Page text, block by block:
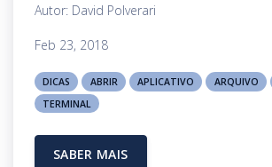
Autor: David Polverari
Feb 23, 2018
DICAS ABRIR APLICATIVO ARQUIVO
TERMINAL
SABER MAIS